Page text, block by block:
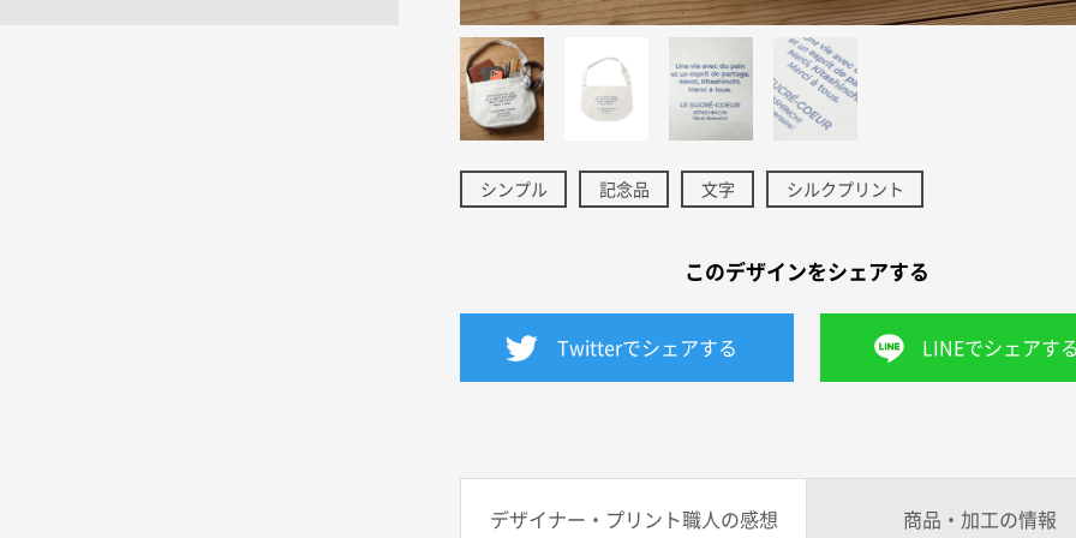
シンプル 記念品 文字 シルクプリント
このデザインをシェアする
Twitterでシェアする LINEでシェアす
デザイナー・プリント職人の感想 商品・加工の情報